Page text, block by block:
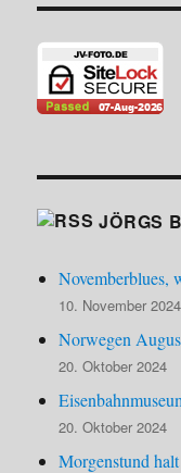
JÖRGS
Novemberblues,
10. November 2024
Norwegen
20. Oktober 2024
20. Oktober 2024
Morgenstund